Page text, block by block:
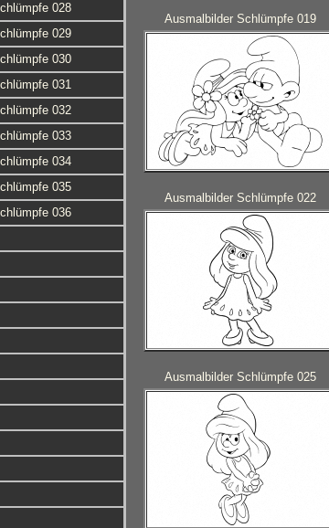
028
029
030
031
032
033
034
035
036
Ausmalbilder Schlümpfe 019
Ausmalbilder Schlümpfe 022
Ausmalbilder Schlümpfe 025